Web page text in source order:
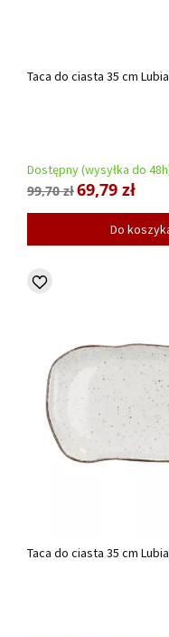
Taca do ciasta 35 cm
Dostępny (wysyłka do
99,70 zł69,79 zł
Do
Taca do ciasta 35 cm